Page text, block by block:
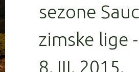
sezone
zimske lige
8. III. 2015.